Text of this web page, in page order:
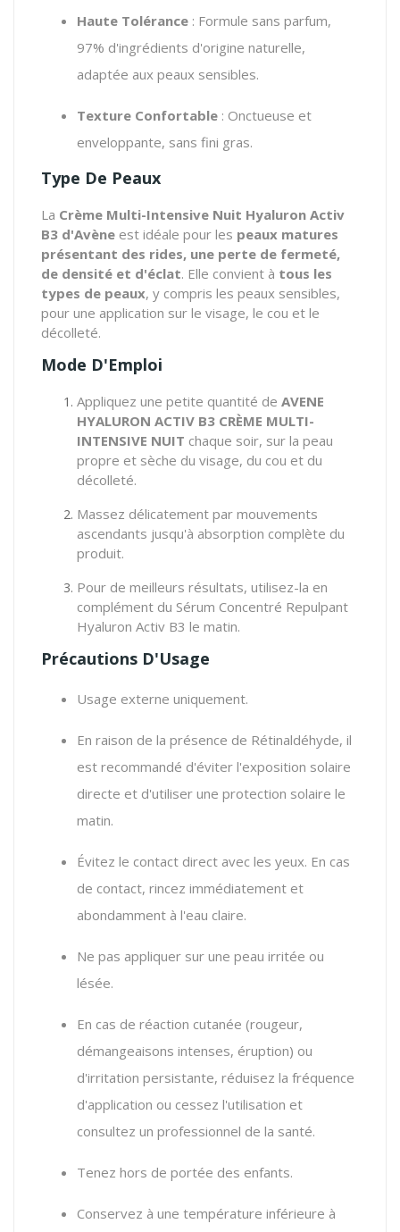
Haute Tolérance : Formule sans parfum,
97% d'ingrédients d'origine naturelle,
adaptée aux peaux sensibles.
Texture Confortable : Onctueuse et
enveloppante, sans fini gras.
Type De Peaux
La Crème Multi-Intensive Nuit Hyaluron Activ
B3 d'Avène est idéale pour les peaux matures
présentant des rides, une perte de fermeté,
de densité et d'éclat. Elle convient à tous les
types de peaux, y compris les peaux sensibles,
pour une application sur le visage, le cou et le
décolleté.
Mode D'Emploi
Appliquez une petite quantité de AVENE
HYALURON ACTIV B3 CRÈME MULTI-
INTENSIVE NUIT chaque soir, sur la peau
propre et sèche du visage, du cou et du
décolleté.
Massez délicatement par mouvements
ascendants jusqu'à absorption complète du
produit.
Pour de meilleurs résultats, utilisez-la en
complément du Sérum Concentré Repulpant
Hyaluron Activ B3 le matin.
Précautions D'Usage
Usage externe uniquement.
En raison de la présence de Rétinaldéhyde, il
est recommandé d'éviter l'exposition solaire
directe et d'utiliser une protection solaire le
matin.
Évitez le contact direct avec les yeux. En cas
de contact, rincez immédiatement et
abondamment à l'eau claire.
Ne pas appliquer sur une peau irritée ou
lésée.
En cas de réaction cutanée (rougeur,
démangeaisons intenses, éruption) ou
d'irritation persistante, réduisez la fréquence
d'application ou cessez l'utilisation et
consultez un professionnel de la santé.
Tenez hors de portée des enfants.
Conservez à une température inférieure à